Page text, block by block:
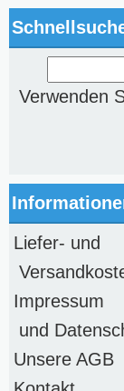
Verwenden
Liefer- und
Impressum
und
Unsere AGB